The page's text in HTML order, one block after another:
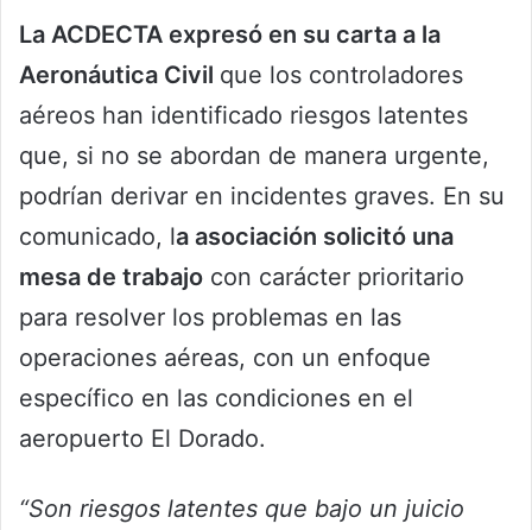
La ACDECTA expresó en su carta a la
Aeronáutica Civil que los controladores
aéreos han identificado riesgos latentes
que, si no se abordan de manera urgente,
podrían derivar en incidentes graves. En su
comunicado, la asociación solicitó una
mesa de trabajo con carácter prioritario
para resolver los problemas en las
operaciones aéreas, con un enfoque
específico en las condiciones en el
aeropuerto El Dorado.
“Son riesgos latentes que bajo un juicio